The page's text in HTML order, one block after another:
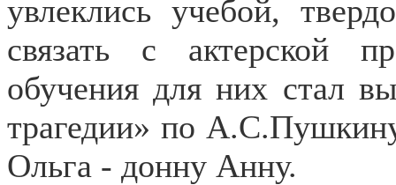
увлеклись учебой,
связать с актерской
обучения для них стал
трагедии» по
Ольга - донну Анну.